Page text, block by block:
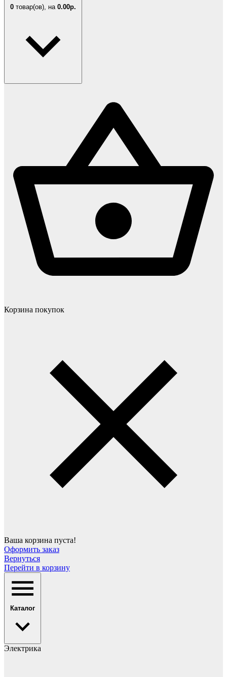
0 товар(ов), на 0.00р.
Корзина покупок
Ваша корзина пуста!
Оформить заказ
Вернуться
Перейти в корзину
Каталог
Электрика